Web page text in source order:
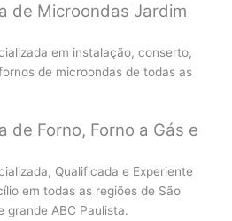
de Microondas Jardim
em instalação, conserto,
de microondas de todas as
de Forno, Forno a Gás e
Qualificada e Experiente
em todas as regiões de São
grande ABC Paulista.